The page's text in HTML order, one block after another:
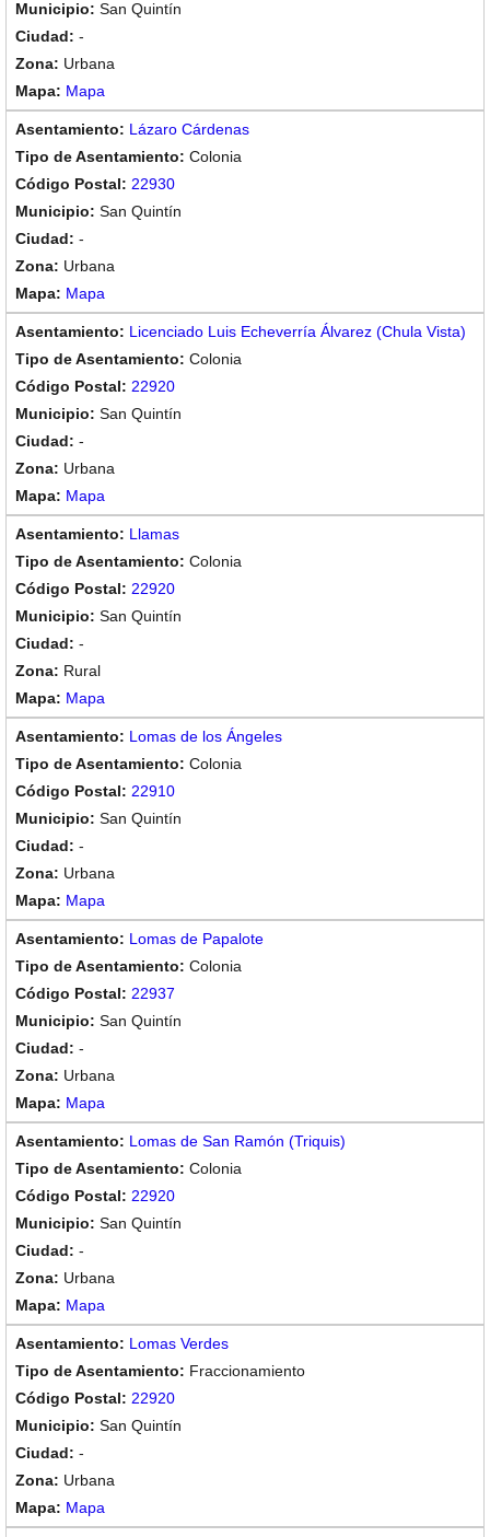
San Quintín
-
Urbana
Mapa
Lázaro Cárdenas
Colonia
22930
San Quintín
-
Urbana
Mapa
Licenciado Luis Echeverría Álvarez (Chula Vista)
Colonia
22920
San Quintín
-
Urbana
Mapa
Llamas
Colonia
22920
San Quintín
-
Rural
Mapa
Lomas de los Ángeles
Colonia
22910
San Quintín
-
Urbana
Mapa
Lomas de Papalote
Colonia
22937
San Quintín
-
Urbana
Mapa
Lomas de San Ramón (Triquis)
Colonia
22920
San Quintín
-
Urbana
Mapa
Lomas Verdes
Fraccionamiento
22920
San Quintín
-
Urbana
Mapa